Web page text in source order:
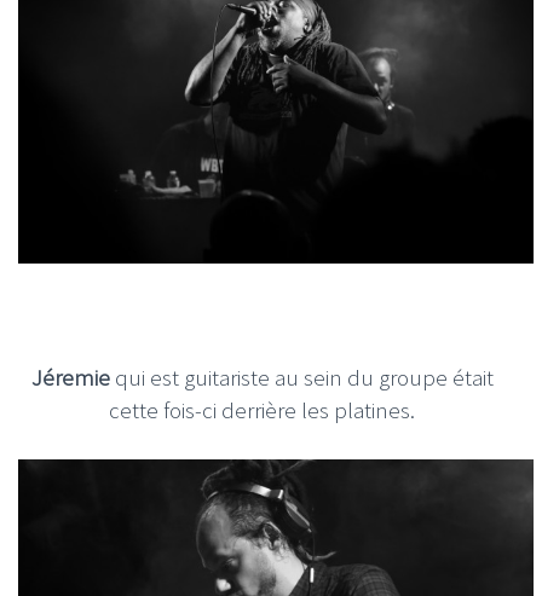
Jéremiequi est guitariste au sein du groupe était
cette fois-ci derrière les platines.